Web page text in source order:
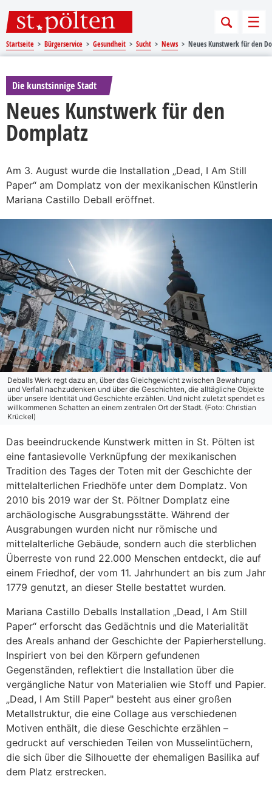
Startseite Bürgerservice Gesundheit Sucht News Neues Kunstwerk für den
Die kunstsinnige Stadt
Neues Kunstwerk für den
Domplatz
Am 3. August wurde die Installation „Dead, I Am Still
Paper“ am Domplatz von der mexikanischen Künstlerin
Mariana Castillo Deball eröffnet.
Deballs Werk regt dazu an, über das Gleichgewicht zwischen Bewahrung
und Verfall nachzudenken und über die Geschichten, die alltägliche Objekte
über unsere Identität und Geschichte erzählen. Und nicht zuletzt spendet es
willkommenen Schatten an einem zentralen Ort der Stadt. (Foto: Christian
Krückel)
Das beeindruckende Kunstwerk mitten in St. Pölten ist
eine fantasievolle Verknüpfung der mexikanischen
Tradition des Tages der Toten mit der Geschichte der
mittelalterlichen Friedhöfe unter dem Domplatz. Von
2010 bis 2019 war der St. Pöltner Domplatz eine
archäologische Ausgrabungsstätte. Während der
Ausgrabungen wurden nicht nur römische und
mittelalterliche Gebäude, sondern auch die sterblichen
Überreste von rund 22.000 Menschen entdeckt, die auf
einem Friedhof, der vom 11. Jahrhundert an bis zum Jahr
1779 genutzt, an dieser Stelle bestattet wurden.
Mariana Castillo Deballs Installation „Dead, I Am Still
Paper“ erforscht das Gedächtnis und die Materialität
des Areals anhand der Geschichte der Papierherstellung.
Inspiriert von bei den Körpern gefundenen
Gegenständen, reflektiert die Installation über die
vergängliche Natur von Materialien wie Stoff und Papier.
„Dead, I Am Still Paper" besteht aus einer großen
Metallstruktur, die eine Collage aus verschiedenen
Motiven enthält, die diese Geschichte erzählen –
gedruckt auf verschieden Teilen von Musselintüchern,
die sich über die Silhouette der ehemaligen Basilika auf
dem Platz erstrecken.